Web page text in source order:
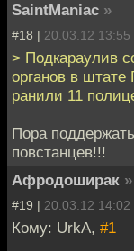
SaintManiac »
#18 | 20.03.12 13:55
> Подкараулив
органов в
ранили 11
Пора
повстанцев!!!
Афродоширак »
#19 | 20.03.12 14:02
Кому: UrkA, #1